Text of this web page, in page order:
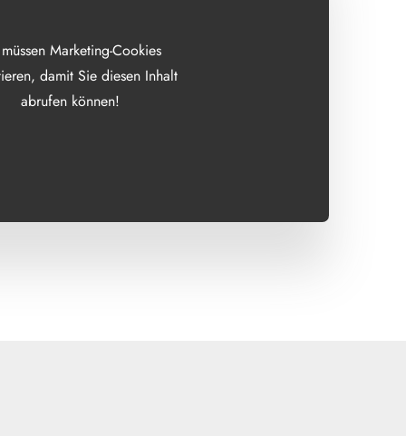
Marketing-Cookies
damit Sie diesen Inhalt
abrufen können!